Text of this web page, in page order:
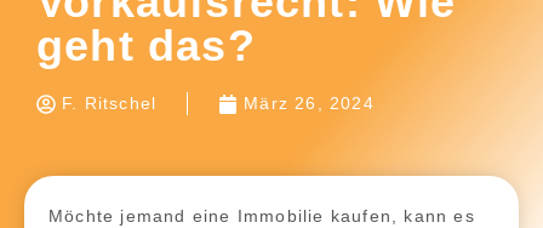
geht das?
F. Ritschel März 26, 2024
Möchte jemand eine Immobilie kaufen, kann es